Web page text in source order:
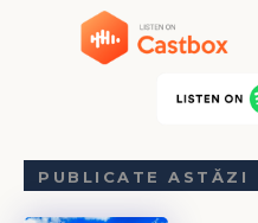
PUBLICATE ASTĂZI